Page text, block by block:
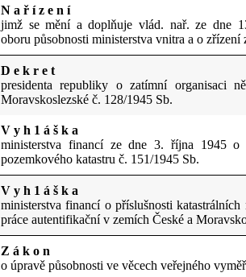
N a ř í z e n í
jimž se mění a doplňuje vlád. nař. ze dne
oboru působnosti ministerstva vnitra a o
D e k r e t
presidenta republiky o zatímní organisaci
Moravskoslezské č. 128/1945 Sb.
V y h 1 á š k a
ministerstva financí ze dne 3. října 1945 o
pozemkového katastru č. 151/1945 Sb.
V y h 1 á š k a
ministerstva financí o příslušnosti
práce autentifikační v zemích České a
Z á k o n
o úpravě působnosti ve věcech veřejného